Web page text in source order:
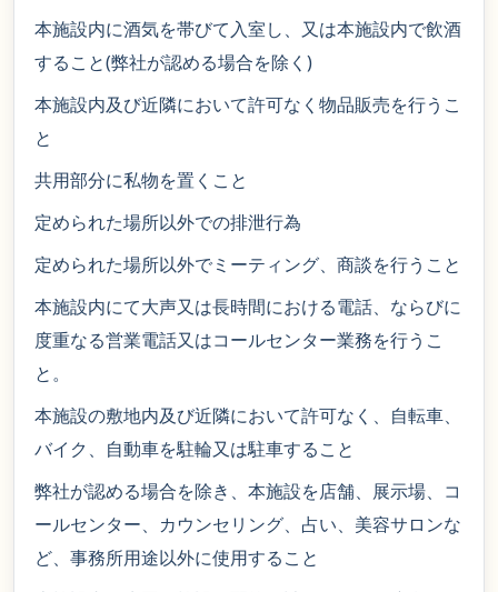
本施設内に酒気を帯びて入室し、又は本施設内で飲酒
すること(弊社が認める場合を除く)
本施設内及び近隣において許可なく物品販売を行うこ
と
共用部分に私物を置くこと
定められた場所以外での排泄行為
定められた場所以外でミーティング、商談を行うこと
本施設内にて大声又は長時間における電話、ならびに
度重なる営業電話又はコールセンター業務を行うこ
と。
本施設の敷地内及び近隣において許可なく、自転車、
バイク、自動車を駐輪又は駐車すること
弊社が認める場合を除き、本施設を店舗、展示場、コ
ールセンター、カウンセリング、占い、美容サロンな
ど、事務所用途以外に使用すること